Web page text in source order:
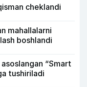
cheklandi
mahallalarni
boshlandi
“Smart
tushiriladi